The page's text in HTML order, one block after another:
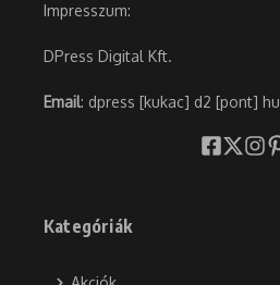
Impresszum:
DPress Digital Kft.
Email: dpress [kukac] d2 [pont] hu
Kategóriák